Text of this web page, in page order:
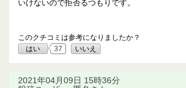
いけないので拒否るつもりです。
このクチコミは参考になりましたか？
はい
37 いいえ
2021年04月09日 15時36分